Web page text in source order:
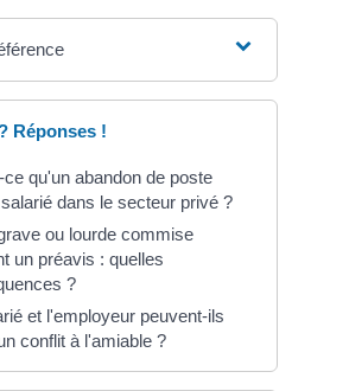
Réponses !
qu'un abandon de poste
dans le secteur privé ?
ou lourde commise
un préavis : quelles
?
et l'employeur peuvent-ils
conflit à l'amiable ?